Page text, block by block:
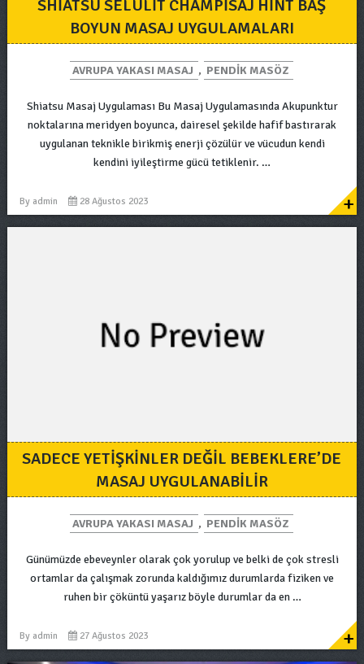
SHIATSU SELÜLIT CHAMPISAJ HINT BAŞ
BOYUN MASAJ UYGULAMALARI
AVRUPA YAKASI MASAJ , PENDIK MASÖZ
Shiatsu Masaj Uygulaması Bu Masaj Uygulamasında Akupunktur
noktalarına meridyen boyunca, dairesel şekilde hafif bastırarak
uygulanan teknikle birikmiş enerji çözülür ve vücudun kendi
kendini iyileştirme gücü tetiklenir. …
By admin 28 Ağustos 2023 +
SADECE YETIŞKINLER DEĞIL BEBEKLERE’DE
MASAJ UYGULANABILIR
AVRUPA YAKASI MASAJ , PENDIK MASÖZ
Günümüzde ebeveynler olarak çok yorulup ve belki de çok stresli
ortamlar da çalışmak zorunda kaldığımız durumlarda fiziken ve
ruhen bir çöküntü yaşarız böyle durumlar da en …
By admin 27 Ağustos 2023 +